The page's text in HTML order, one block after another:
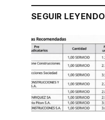
SEGUIR LEYENDO